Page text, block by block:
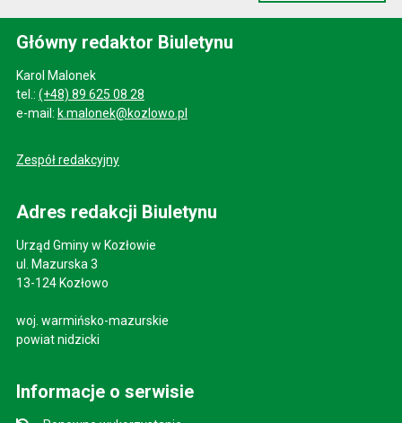
Główny redaktor Biuletynu
Karol Malonek
tel.: (+48) 89 625 08 28
e-mail: k.malonek@kozlowo.pl
Zespół redakcyjny
Adres redakcji Biuletynu
Urząd Gminy w Kozłowie
ul. Mazurska 3
13-124 Kozłowo
woj. warmińsko-mazurskie
powiat nidzicki
Informacje o serwisie